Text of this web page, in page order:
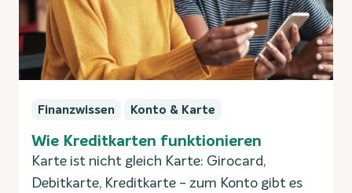
Finanzwissen Konto & Karte
Wie Kreditkarten funktionieren
Karte ist nicht gleich Karte: Girocard,
Debitkarte, Kreditkarte - zum Konto gibt es